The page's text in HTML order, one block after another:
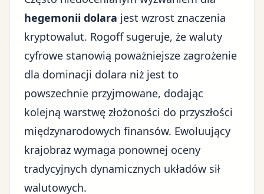
hegemonii dolara jest wzrost znaczenia
kryptowalut. Rogoff sugeruje, że waluty
cyfrowe stanowią poważniejsze zagrożenie
dla dominacji dolara niż jest to
powszechnie przyjmowane, dodając
kolejną warstwę złożoności do przyszłości
międzynarodowych finansów. Ewoluujący
krajobraz wymaga ponownej oceny
tradycyjnych dynamicznych układów sił
walutowych.